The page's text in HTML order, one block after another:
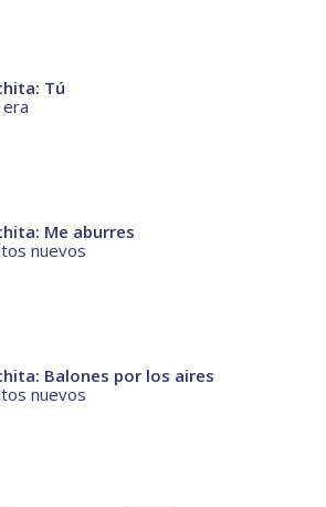
Tú
Me aburres
nuevos
Balones por los aires
nuevos